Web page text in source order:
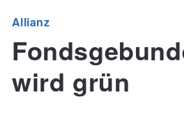
Allianz
wird grün